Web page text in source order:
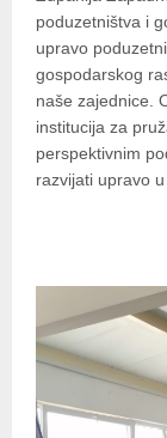
poduzetništva i
upravo
gospodarskog
naše zajednice.
institucija za
perspektivnim
razvijati upravo